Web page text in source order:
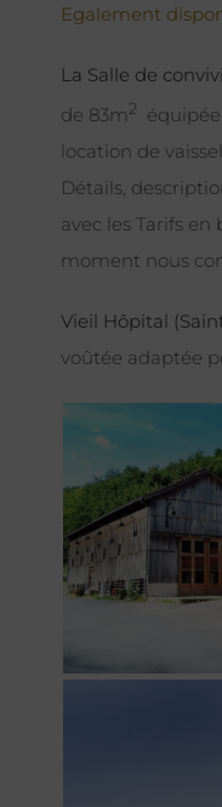
Egalement
La Salle de
de 83m2
location de
Détails,
avec les Tarifs
moment nous
Vieil Hôpital
voûtée adaptée